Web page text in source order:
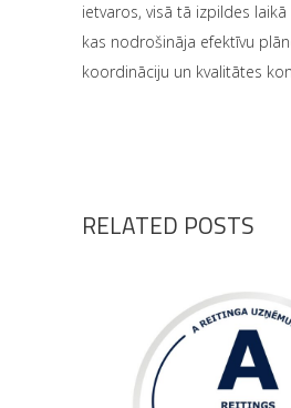
ietvaros, visā tā izpildes
kas nodrošināja efektīvu
koordināciju un kvalitātes
RELATED POSTS